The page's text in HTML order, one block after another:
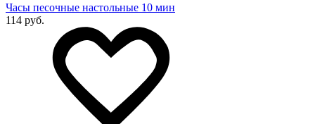
Часы песочные настольные 10 мин
114 руб.